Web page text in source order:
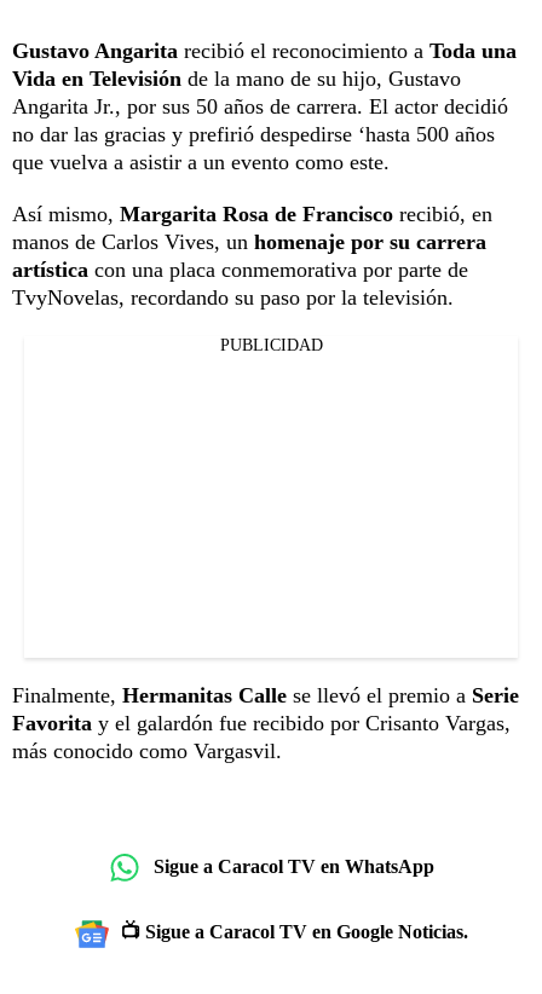
Gustavo Angarita recibió el reconocimiento a Toda una
Vida en Televisión de la mano de su hijo, Gustavo
Angarita Jr., por sus 50 años de carrera. El actor decidió
no dar las gracias y prefirió despedirse ‘hasta 500 años
que vuelva a asistir a un evento como este.
Así mismo, Margarita Rosa de Francisco recibió, en
manos de Carlos Vives, un homenaje por su carrera
artística con una placa conmemorativa por parte de
TvyNovelas, recordando su paso por la televisión.
PUBLICIDAD
Finalmente, Hermanitas Calle se llevó el premio a Serie
Favorita y el galardón fue recibido por Crisanto Vargas,
más conocido como Vargasvil.
Sigue a Caracol TV en WhatsApp
📺 Sigue a Caracol TV en Google Noticias.